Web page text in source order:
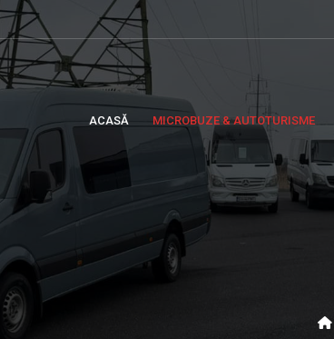
ACASĂ MICROBUZE & AUTOTURISME